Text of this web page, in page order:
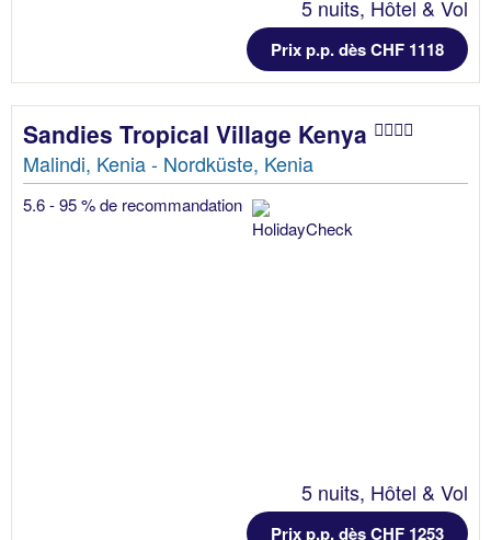
5 nuits, Hôtel & Vol
Prix p.p. dès CHF 1118
Sandies Tropical Village Kenya
Malindi, Kenia - Nordküste, Kenia
5.6 - 95 % de recommandation
5 nuits, Hôtel & Vol
Prix p.p. dès CHF 1253